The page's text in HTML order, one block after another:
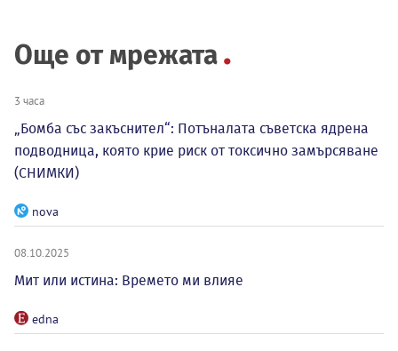
Още от мрежата
3 часа
„Бомба със закъснител“: Потъналата съветска ядрена
подводница, която крие риск от токсично замърсяване
(СНИМКИ)
nova
08.10.2025
Мит или истина: Времето ми влияе
edna